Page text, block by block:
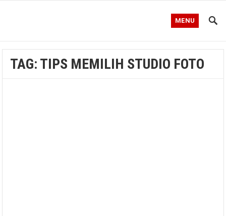
MENU
TAG: TIPS MEMILIH STUDIO FOTO